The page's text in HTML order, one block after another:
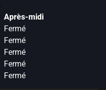
Après-midi
Fermé
Fermé
Fermé
Fermé
Fermé